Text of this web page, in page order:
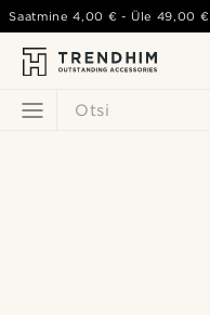
Otsi
Saatmine4,00 € - Üle 49,00 €